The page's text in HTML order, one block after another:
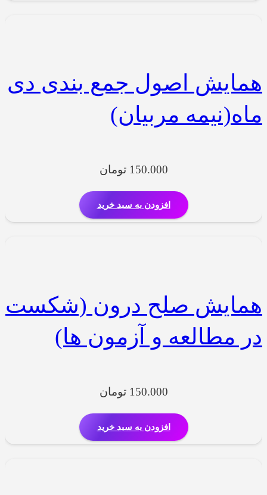
همایش اصول جمع بندی دی
ماه(نیمه مربیان)
150.000 تومان
افزودن به سبد خرید
همایش صلح درون (شکست
در مطالعه و آزمون ها)
150.000 تومان
افزودن به سبد خرید